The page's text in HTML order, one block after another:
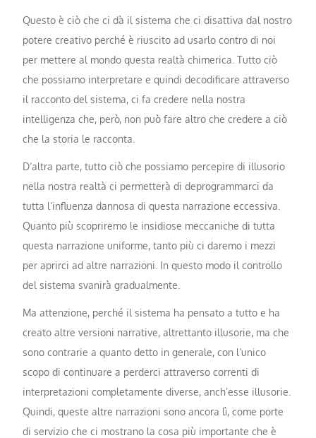
Questo è ciò che ci dà il sistema che ci disattiva dal nostro
potere creativo perché è riuscito ad usarlo contro di noi
per mettere al mondo questa realtà chimerica. Tutto ciò
che possiamo interpretare e quindi decodificare attraverso
il racconto del sistema, ci fa credere nella nostra
intelligenza che, però, non può fare altro che credere a ciò
che la storia le racconta.
D’altra parte, tutto ciò che possiamo percepire di illusorio
nella nostra realtà ci permetterà di deprogrammarci da
tutta l’influenza dannosa di questa narrazione eccessiva.
Quanto più scopriremo le insidiose meccaniche di tutta
questa narrazione uniforme, tanto più ci daremo i mezzi
per aprirci ad altre narrazioni. In questo modo il controllo
del sistema svanirà gradualmente.
Ma attenzione, perché il sistema ha pensato a tutto e ha
creato altre versioni narrative, altrettanto illusorie, ma che
sono contrarie a quanto detto in generale, con l’unico
scopo di continuare a perderci attraverso correnti di
interpretazioni completamente diverse, anch’esse illusorie.
Quindi, queste altre narrazioni sono ancora lì, come porte
di servizio che ci mostrano la cosa più importante che è